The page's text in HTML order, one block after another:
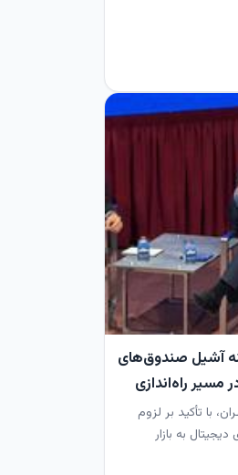
آشیل صندوق‌های
راه‌اندازی
با تأکید بر لزوم
به بازار